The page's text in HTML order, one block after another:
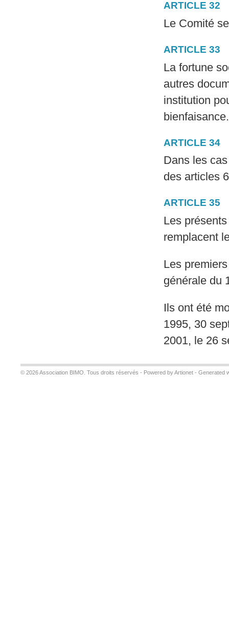
ARTICLE 32
Le Comité
ARTICLE 33
La fortune
autres
institution
bienfaisance.
ARTICLE 34
Dans les
des articles
ARTICLE 35
Les
remplacent
Les
générale du
Ils ont été
1995, 30
2001, le 26
© 2026 Association BIMO. Tous droits réservés - Powered by Artionet - Generated